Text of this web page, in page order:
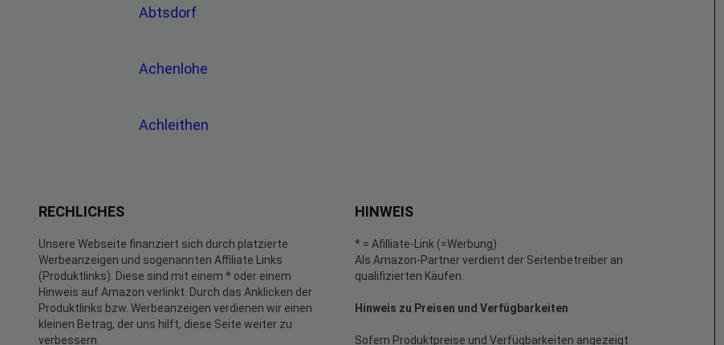
Abtsdorf
Achenlohe
Achleithen
RECHLICHES
Unsere Webseite finanziert sich durch platzierte
Werbeanzeigen und sogenannten Affiliate Links
(Produktlinks). Diese sind mit einem * oder einem
Hinweis auf Amazon verlinkt. Durch das Anklicken der
Produktlinks bzw. Werbeanzeigen verdienen wir einen
kleinen Betrag, der uns hilft, diese Seite weiter zu
verbessern.
HINWEIS
* = Afilliate-Link (=Werbung)
Als Amazon-Partner verdient der Seitenbetreiber an
qualifizierten Käufen.
Hinweis zu Preisen und Verfügbarkeiten
Sofern Produktpreise und Verfügbarkeiten angezeigt